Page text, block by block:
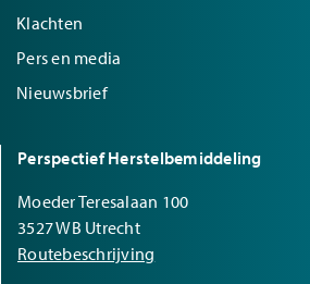
Klachten
Pers en media
Nieuwsbrief
Perspectief Herstelbemiddeling
Moeder Teresalaan 100
3527 WB Utrecht
Routebeschrijving